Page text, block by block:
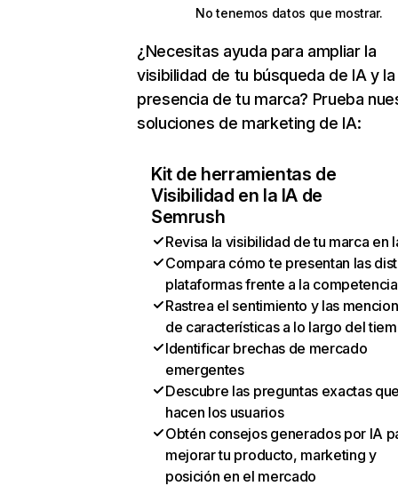
No tenemos datos que mostrar.
¿Necesitas ayuda para ampliar la
visibilidad de tu búsqueda de IA y la
presencia de tu marca? Prueba
soluciones de marketing de IA:
Kit de herramientas de
Visibilidad en la IA de
Semrush
Revisa la visibilidad de tu marca en
Compara cómo te presentan las
plataformas frente a la competencia
Rastrea el sentimiento y las
de características a lo largo del
Identificar brechas de mercado
emergentes
Descubre las preguntas exactas
hacen los usuarios
Obtén consejos generados por IA
mejorar tu producto, marketing y
posición en el mercado